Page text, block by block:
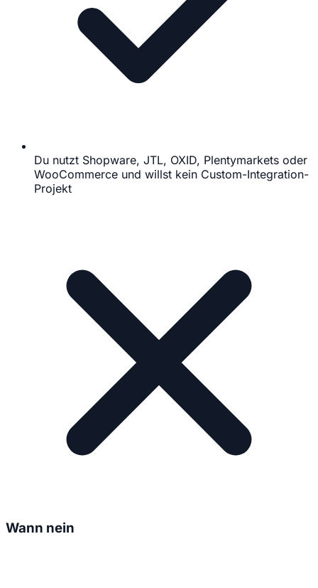
Du nutzt Shopware, JTL, OXID, Plentymarkets oder
WooCommerce und willst kein Custom-Integration-
Projekt
Wann nein